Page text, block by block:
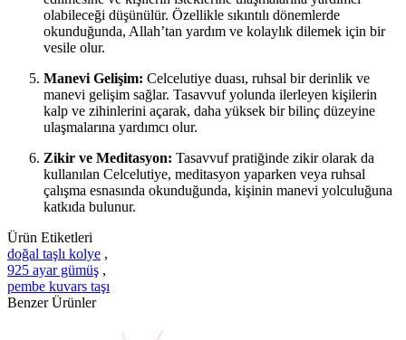
olabileceği düşünülür. Özellikle sıkıntılı dönemlerde
okunduğunda, Allah’tan yardım ve kolaylık dilemek için bir
vesile olur.
Manevi Gelişim: Celcelutiye duası, ruhsal bir derinlik ve
manevi gelişim sağlar. Tasavvuf yolunda ilerleyen kişilerin
kalp ve zihinlerini açarak, daha yüksek bir bilinç düzeyine
ulaşmalarına yardımcı olur.
Zikir ve Meditasyon: Tasavvuf pratiğinde zikir olarak da
kullanılan Celcelutiye, meditasyon yaparken veya ruhsal
çalışma esnasında okunduğunda, kişinin manevi yolculuğuna
katkıda bulunur.
Ürün Etiketleri
doğal taşlı kolye ,
925 ayar gümüş ,
pembe kuvars taşı
Benzer Ürünler